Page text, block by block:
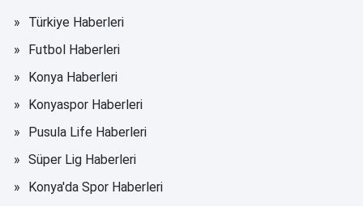
Türkiye Haberleri
Futbol Haberleri
Konya Haberleri
Konyaspor Haberleri
Pusula Life Haberleri
Süper Lig Haberleri
Konya'da Spor Haberleri